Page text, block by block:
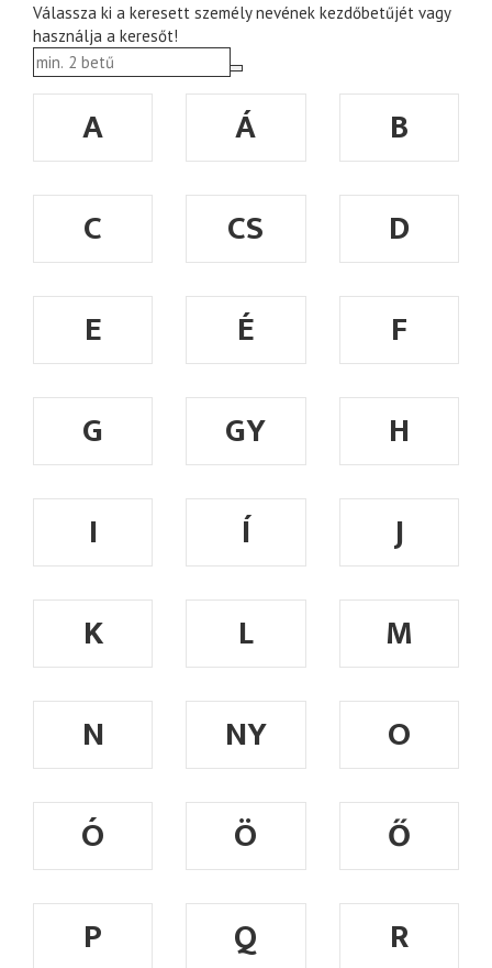
Válassza ki a keresett személy nevének kezdőbetűjét vagy
használja a keresőt!
A Á
B
C
CS
D
E
É
F
G
GY
H
I
Í
J
K
L
M
N
NY
O
Ó
Ö
Ő
P
Q R